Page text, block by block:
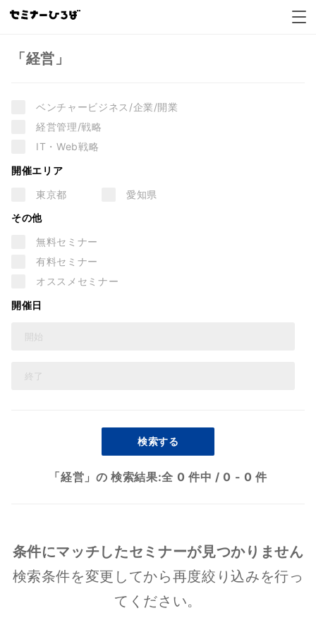
「経営」
ベンチャービジネス/企業/開業
経営管理/戦略
IT・Web戦略
開催エリア
東京都
愛知県
その他
無料セミナー
有料セミナー
オススメセミナー
開催日
「経営」の 検索結果:全 0 件中 /0 - 0 件
検索する
条件にマッチしたセミナーが見つかりません
検索条件を変更してから再度絞り込みを行っ
てください。